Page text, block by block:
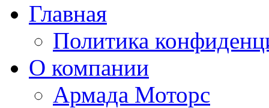
Главная
Политика
О компании
Армада Моторс